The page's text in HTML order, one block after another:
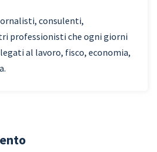
consulenti,
professionisti che ogni giorni
al lavoro, fisco, economia,